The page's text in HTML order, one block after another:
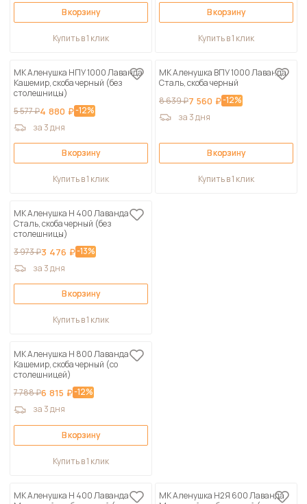
В корзину
Купить в 1 клик
В корзину
Купить в 1 клик
МК Аленушка НПУ 1000 Лаванда
Кашемир, скоба черный (без
столешницы)
5 577 ₽4 880 ₽-12%
за 3 дня
В корзину
Купить в 1 клик
МК Аленушка ВПУ 1000 Лаванда
Сталь, скоба черный
8 639 ₽7 560 ₽-12%
за 3 дня
В корзину
Купить в 1 клик
МК Аленушка Н 400 Лаванда
Сталь, скоба черный (без
столешницы)
3 973 ₽3 476 ₽-13%
за 3 дня
В корзину
Купить в 1 клик
МК Аленушка Н 800 Лаванда
Кашемир, скоба черный (со
столешницей)
7 788 ₽6 815 ₽-12%
за 3 дня
В корзину
Купить в 1 клик
МК Аленушка Н 400 Лаванда
МК Аленушка Н2Я 600 Лаванда